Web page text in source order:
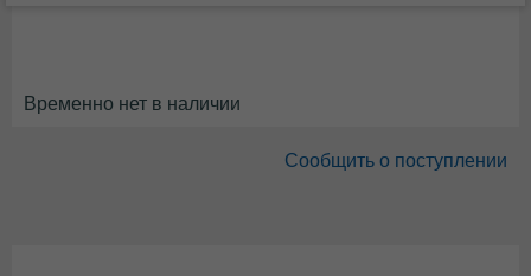
Временно нет в наличии
Сообщить о поступлении